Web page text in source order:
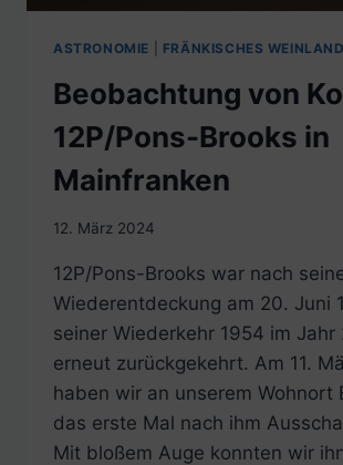
ASTRONOMIE FRÄNKISCHES WEINLAND
Beobachtung von
12P/Pons-Brooks in
Mainfranken
12. März 2024
12P/Pons-Brooks war nach
Wiederentdeckung am 20. Juni
seiner Wiederkehr 1954 im Jahr
erneut zurückgekehrt. Am 11.
haben wir an unserem Wohnort
das erste Mal nach ihm
Mit bloßem Auge konnten wir